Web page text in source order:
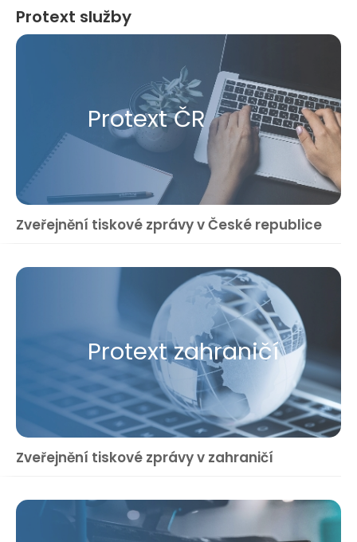
Protext služby
Protext ČR
Zveřejnění tiskové zprávy v České republice
Protext zahraničí
Zveřejnění tiskové zprávy v zahraničí